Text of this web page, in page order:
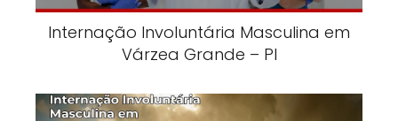
Internação Involuntária Masculina em
Várzea Grande – PI